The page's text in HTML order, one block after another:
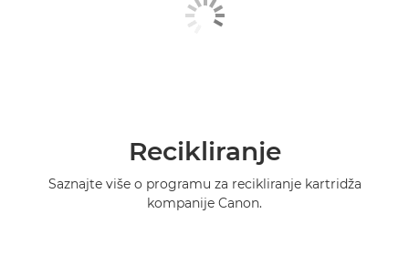
Recikliranje
Saznajte više o programu za recikliranje kartridža
kompanije Canon.